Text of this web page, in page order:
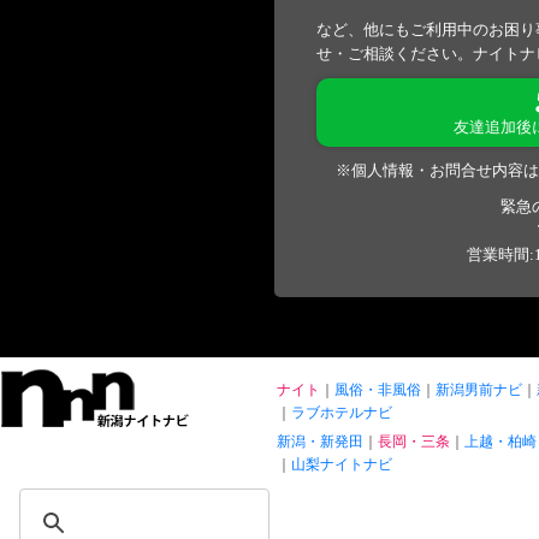
など、他にもご利用中のお困
せ・ご相談ください。ナイト
友達追加後
※個人情報・お問合せ内容
緊急
営業時間
ナイト 風俗・非風俗 新潟男前ナビ
ラブホテルナビ
新潟・新発田
長岡・三条
上越・柏崎
山梨ナイトナビ